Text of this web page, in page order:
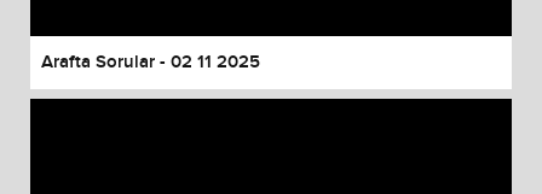
Arafta Sorular - 02 11 2025